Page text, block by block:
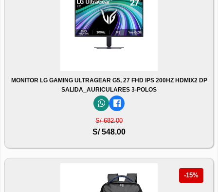
MONITOR LG GAMING ULTRAGEAR G5, 27 FHD IPS 200HZ HDMIX2 DP
SALIDA_AURICULARES 3-POLOS
S/ 682.00
S/ 548.00
-15%